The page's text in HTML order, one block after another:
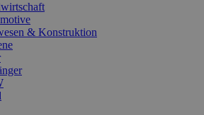
& Konstruktion